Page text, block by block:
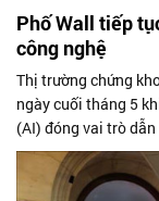
Phố Wall tiếp
công nghệ
Thị trường chứng
ngày cuối tháng 5
(AI) đóng vai trò
lập những mốc cao